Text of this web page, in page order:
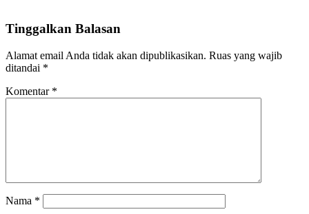
Tinggalkan Balasan
Alamat email Anda tidak akan dipublikasikan. Ruas yang wajib
ditandai *
Komentar *
Nama *